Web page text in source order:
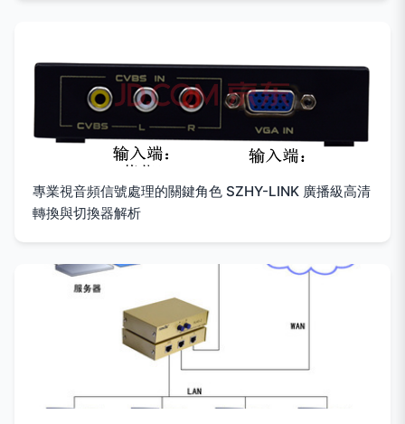
專業視音頻信號處理的關鍵角色 SZHY-LINK 廣播級高清
轉換與切換器解析